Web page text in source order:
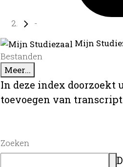
-
Mijn
Bestanden
Meer...
In deze index doorzoekt
toevoegen van
Zoeken